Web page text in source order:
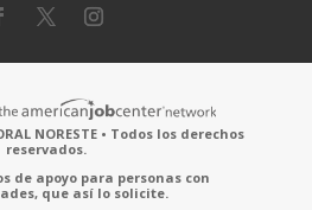
NORESTE • Todos los derechos
reservados.
de apoyo para personas con
que así lo solicite.